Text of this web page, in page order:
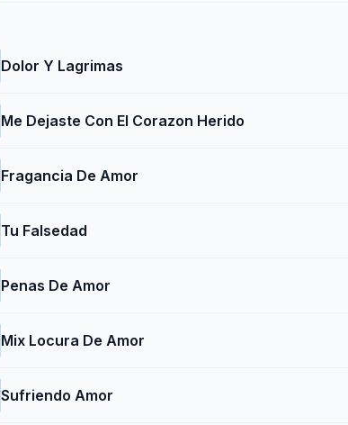
Dolor Y Lagrimas
Me Dejaste Con El Corazon Herido
Fragancia De Amor
Tu Falsedad
Penas De Amor
Mix Locura De Amor
Sufriendo Amor